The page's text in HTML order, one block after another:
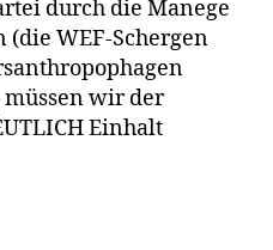
durch die Manege
WEF-Schergen
wir der
Einhalt